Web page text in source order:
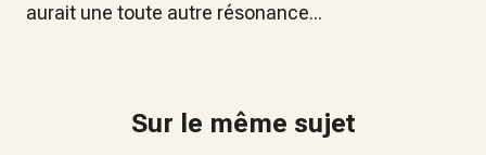
aurait une toute autre résonance...
Sur le même sujet